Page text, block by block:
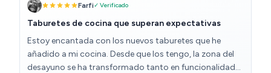
Farfi✓ Verificado
Taburetes de cocina que superan expectativas
Estoy encantada con los nuevos taburetes que he
añadido a mi cocina. Desde que los tengo, la zona del
desayuno se ha transformado tanto en funcionalidad